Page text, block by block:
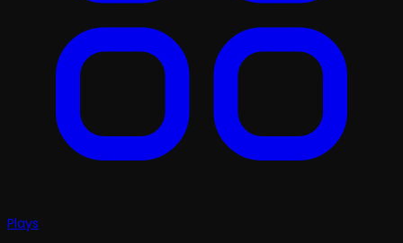
Plays